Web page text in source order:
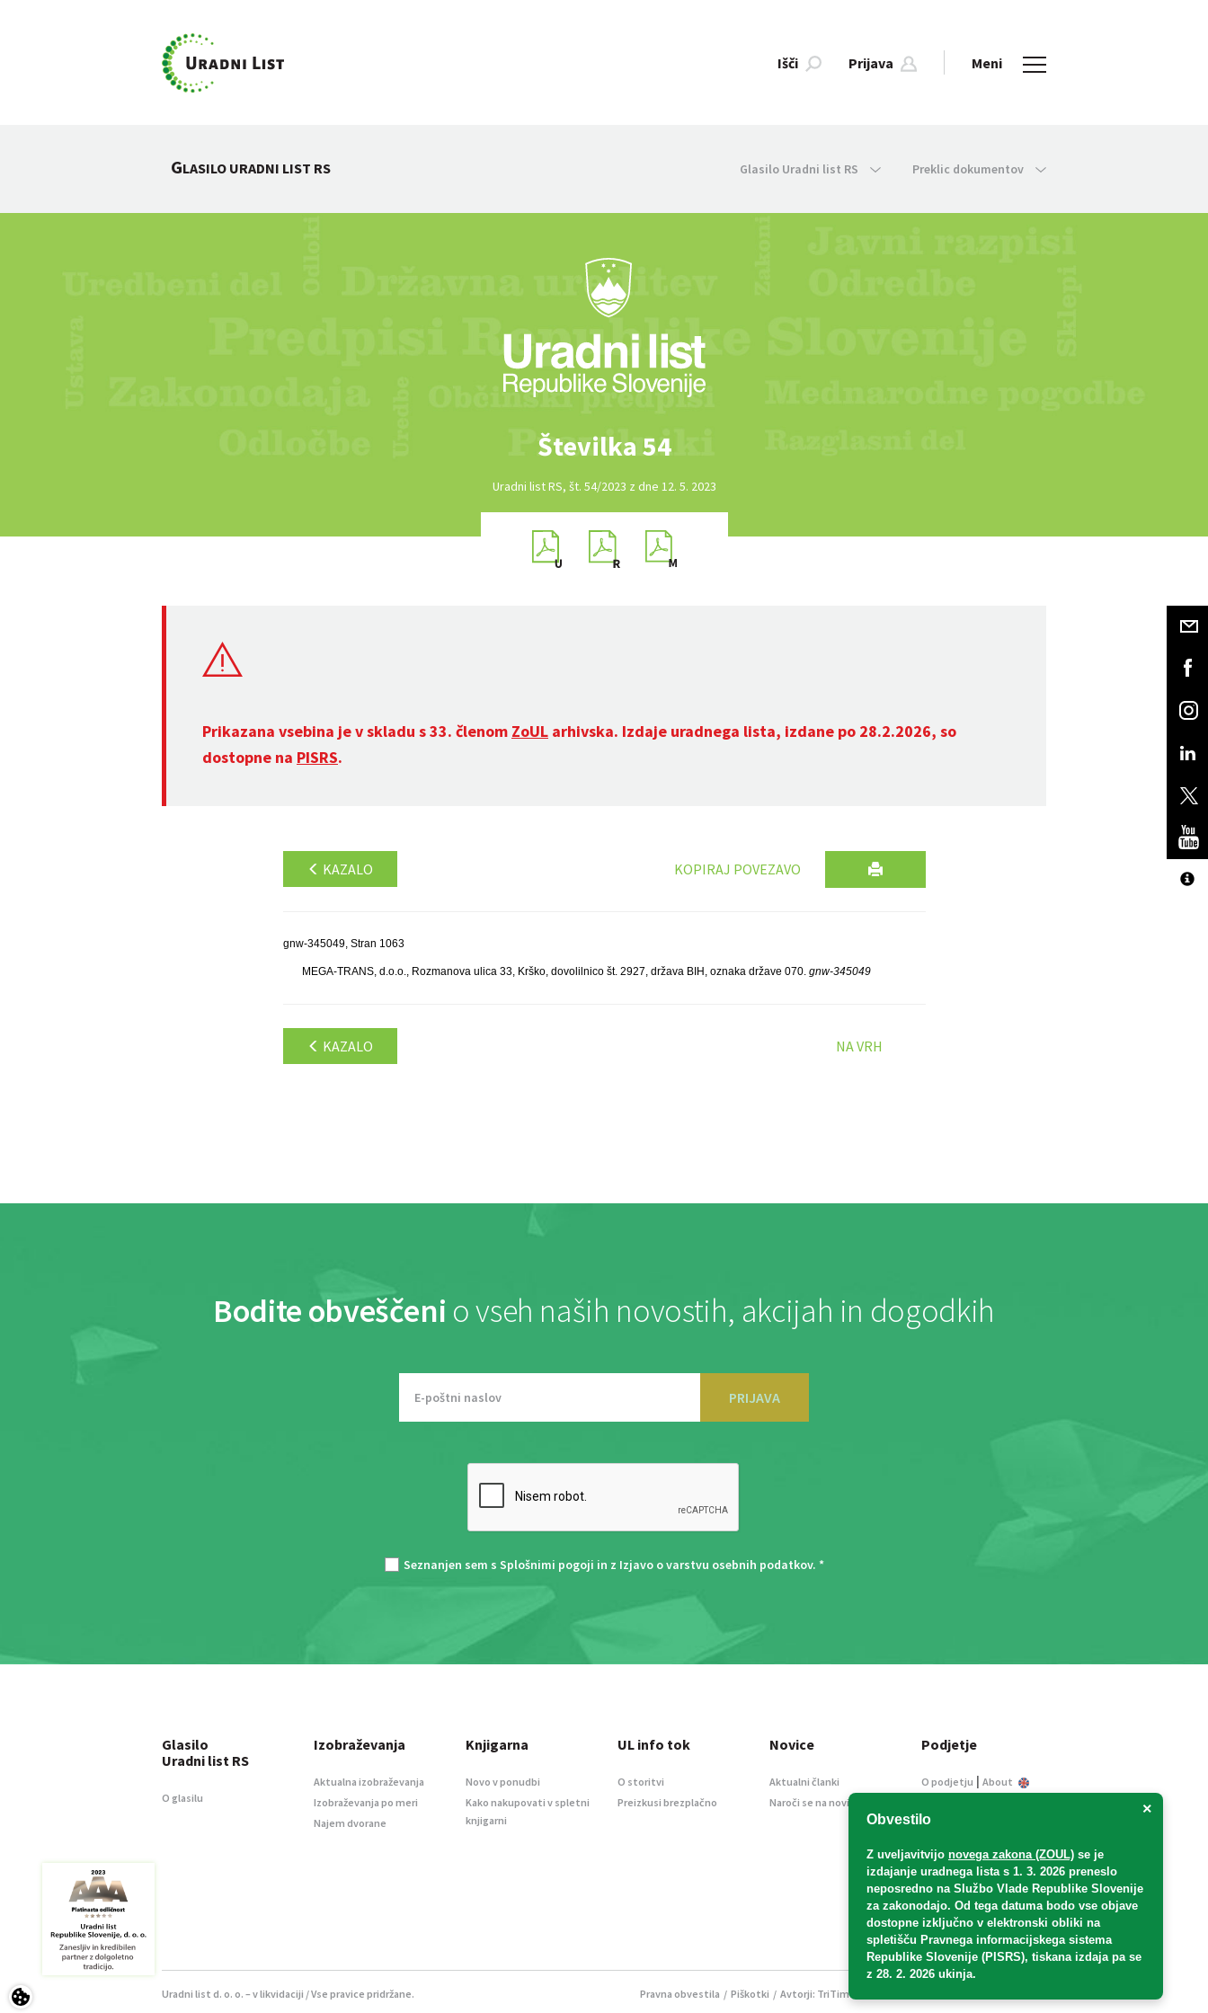
Išči Prijava Meni
GLASILO URADNI LIST RS Glasilo Uradni list RS Preklic dokumentov
Številka 54
Uradni list RS, št. 54/2023 z dne 12. 5. 2023
Prikazana vsebina je v skladu s 33. členom ZoUL arhivska. Izdaje uradnega lista, izdane po 28.2.2026, so
dostopne na PISRS.
KAZALO KOPIRAJ POVEZAVO
gnw-345049, Stran 1063
MEGA-TRANS, d.o.o., Rozmanova ulica 33, Krško, dovolilnico št. 2927, država BIH, oznaka države 070.gnw-345049
KAZALO NA VRH
Bodite obveščeni o vseh naših novostih, akcijah in dogodkih
PRIJAVA
Seznanjen sem s Splošnimi pogoji in z Izjavo o varstvu osebnih podatkov. *
×
Obvestilo
Z uveljavitvijo novega zakona (ZOUL) se je
izdajanje uradnega lista s 1. 3. 2026 preneslo
neposredno na Službo Vlade Republike Slovenije
za zakonodajo. Od tega datuma bodo vse objave
dostopne izključno v elektronski obliki na
spletišču Pravnega informacijskega sistema
Republike Slovenije (PISRS), tiskana izdaja pa se
z 28. 2. 2026 ukinja.
Glasilo
Uradni list RS
O glasilu
Izobraževanja
Aktualna izobraževanja
Izobraževanja po meri
Najem dvorane
Knjigarna
Novo v ponudbi
Kako nakupovati v spletni
knjigarni
UL info tok
O storitvi
Preizkusi brezplačno
Novice
Aktualni članki
Naroči se na novice
Podjetje
O podjetju | About
Informacije javnega
Oglaševanje
Splošni pogoji
Izjava o varstvu osebnih
podatkov
E-dražbe
Uradni list d. o. o. – v likvidaciji / Vse pravice pridržane. Pravna obvestila / Piškotki / Avtorji: TriTim spletna agencija